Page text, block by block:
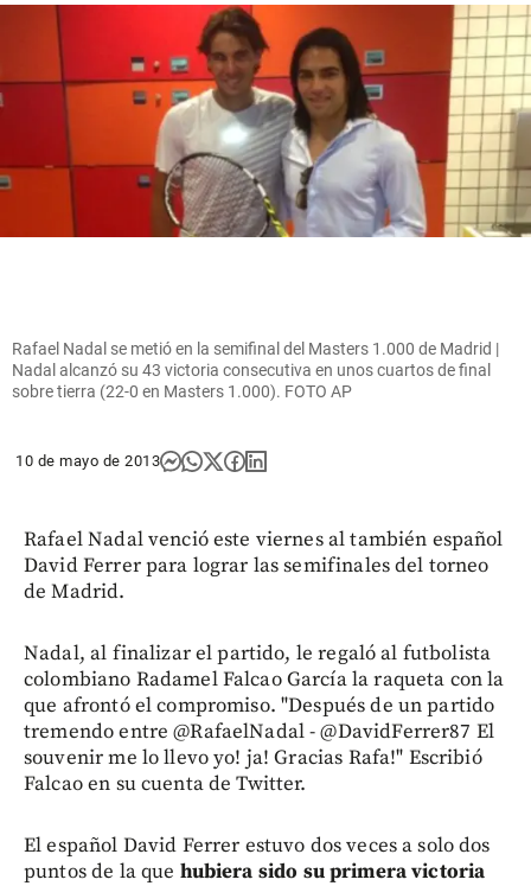
Rafael Nadal se metió en la semifinal del Masters 1.000 de Madrid |
Nadal alcanzó su 43 victoria consecutiva en unos cuartos de final
sobre tierra (22-0 en Masters 1.000). FOTO AP
10 de mayo de 2013
Rafael Nadal venció este viernes al también español
David Ferrer para lograr las semifinales del torneo
de Madrid.
Nadal, al finalizar el partido, le regaló al futbolista
colombiano Radamel Falcao García la raqueta con la
que afrontó el compromiso. "Después de un partido
tremendo entre @RafaelNadal - @DavidFerrer87 El
souvenir me lo llevo yo! ja! Gracias Rafa!" Escribió
Falcao en su cuenta de Twitter.
El español David Ferrer estuvo dos veces a solo dos
puntos de la que hubiera sido su primera victoria